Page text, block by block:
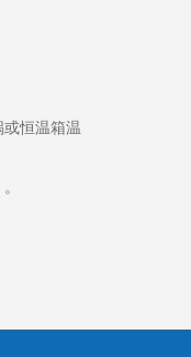
恒温箱温